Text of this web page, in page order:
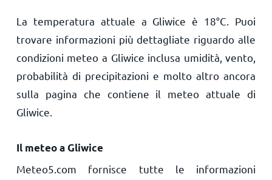
La temperatura attuale a Gliwice è 18°C . Puoi
trovare informazioni più dettagliate riguardo alle
condizioni meteo a Gliwice inclusa umidità, vento,
probabilità di precipitazioni e molto altro ancora
sulla pagina che contiene il meteo attuale di
Gliwice.
Il meteo a Gliwice
Meteo5.com fornisce tutte le informazioni